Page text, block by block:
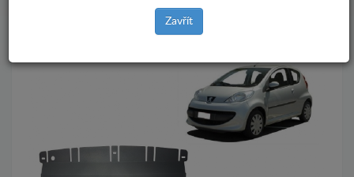
Zpět na produkty
Zavřít